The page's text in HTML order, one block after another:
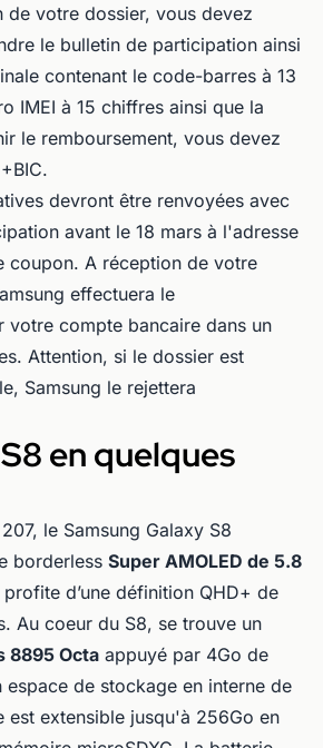
de votre dossier, vous devez
le bulletin de participation ainsi
contenant le code-barres à 13
IMEI à 15 chiffres ainsi que la
le remboursement, vous devez
devront être renvoyées avec
avant le 18 mars à l'adresse
coupon. A réception de votre
effectuera le
votre compte bancaire dans un
Attention, si le dossier est
Samsung le rejettera
en quelques
le Samsung Galaxy S8
borderless Super AMOLED de 5.8
d’une définition QHD+ de
Au coeur du S8, se trouve un
8895 Octa appuyé par 4Go de
espace de stockage en interne de
est extensible jusqu'à 256Go en